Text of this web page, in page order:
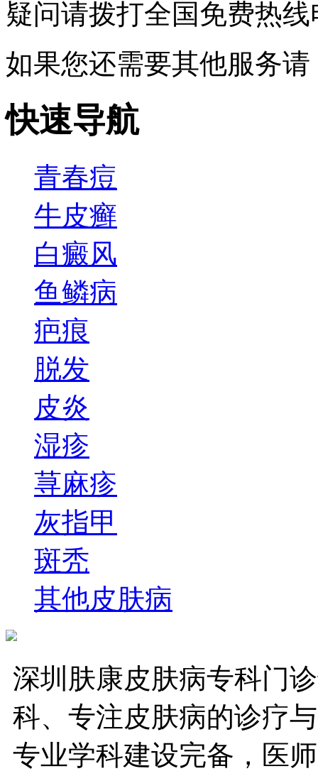
疑问请拨打全国免费热线
如果您还需要其他服务
快速导航
青春痘
牛皮癣
白癜风
鱼鳞病
疤痕
脱发
皮炎
湿疹
荨麻疹
灰指甲
斑秃
其他皮肤病
深圳肤康皮肤病专科门
科、专注皮肤病的诊疗
专业学科建设完备，医